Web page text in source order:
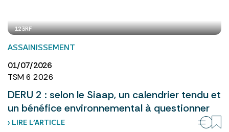
123RF
ASSAINISSEMENT
01/07/2026
TSM 6 2026
DERU 2 : selon le Siaap, un calendrier tendu et
un bénéfice environnemental à questionner
› LIRE L’ARTICLE